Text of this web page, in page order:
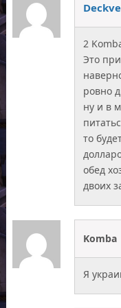
2
Это
ровно
ну и в
то
обед
двоих
Komba
Я